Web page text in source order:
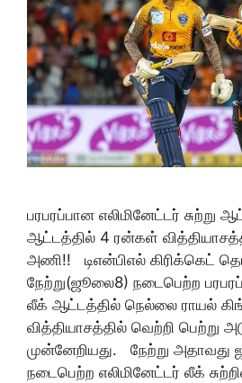
பரபரப்பான எலிமினேட்டர் சுற்று
ஆட்டத்தில் 4 ரன்கள்
அணி!! டிஎன்பிஎல் கிரிக்கெட்
நேற்று(ஜூலை8) நடைபெற்ற
லீக் ஆட்டத்தில் நெல்லை ராயல்
வித்தியாசத்தில் வெற்றி பெற்று
முன்னேறியது. நேற்று அதாவது
நடைபெற்ற எலிமினேட்டர் லீக்